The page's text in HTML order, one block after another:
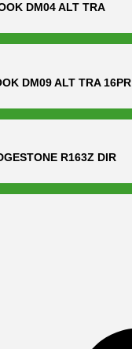
DM04 ALT TRA
DM09 ALT TRA 16PR
R163Z DIR